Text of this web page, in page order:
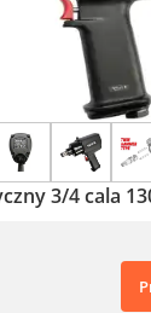
3/4 cala